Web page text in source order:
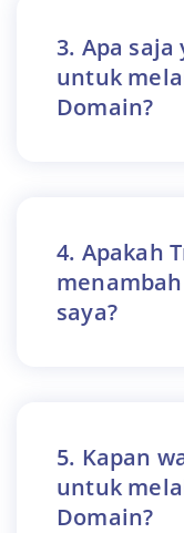
3. Apa
untuk
Domain?
4. Apakah
saya?
5. Kapan
untuk
Domain?